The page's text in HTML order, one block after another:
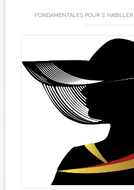
FONDAMENTALES POUR S’